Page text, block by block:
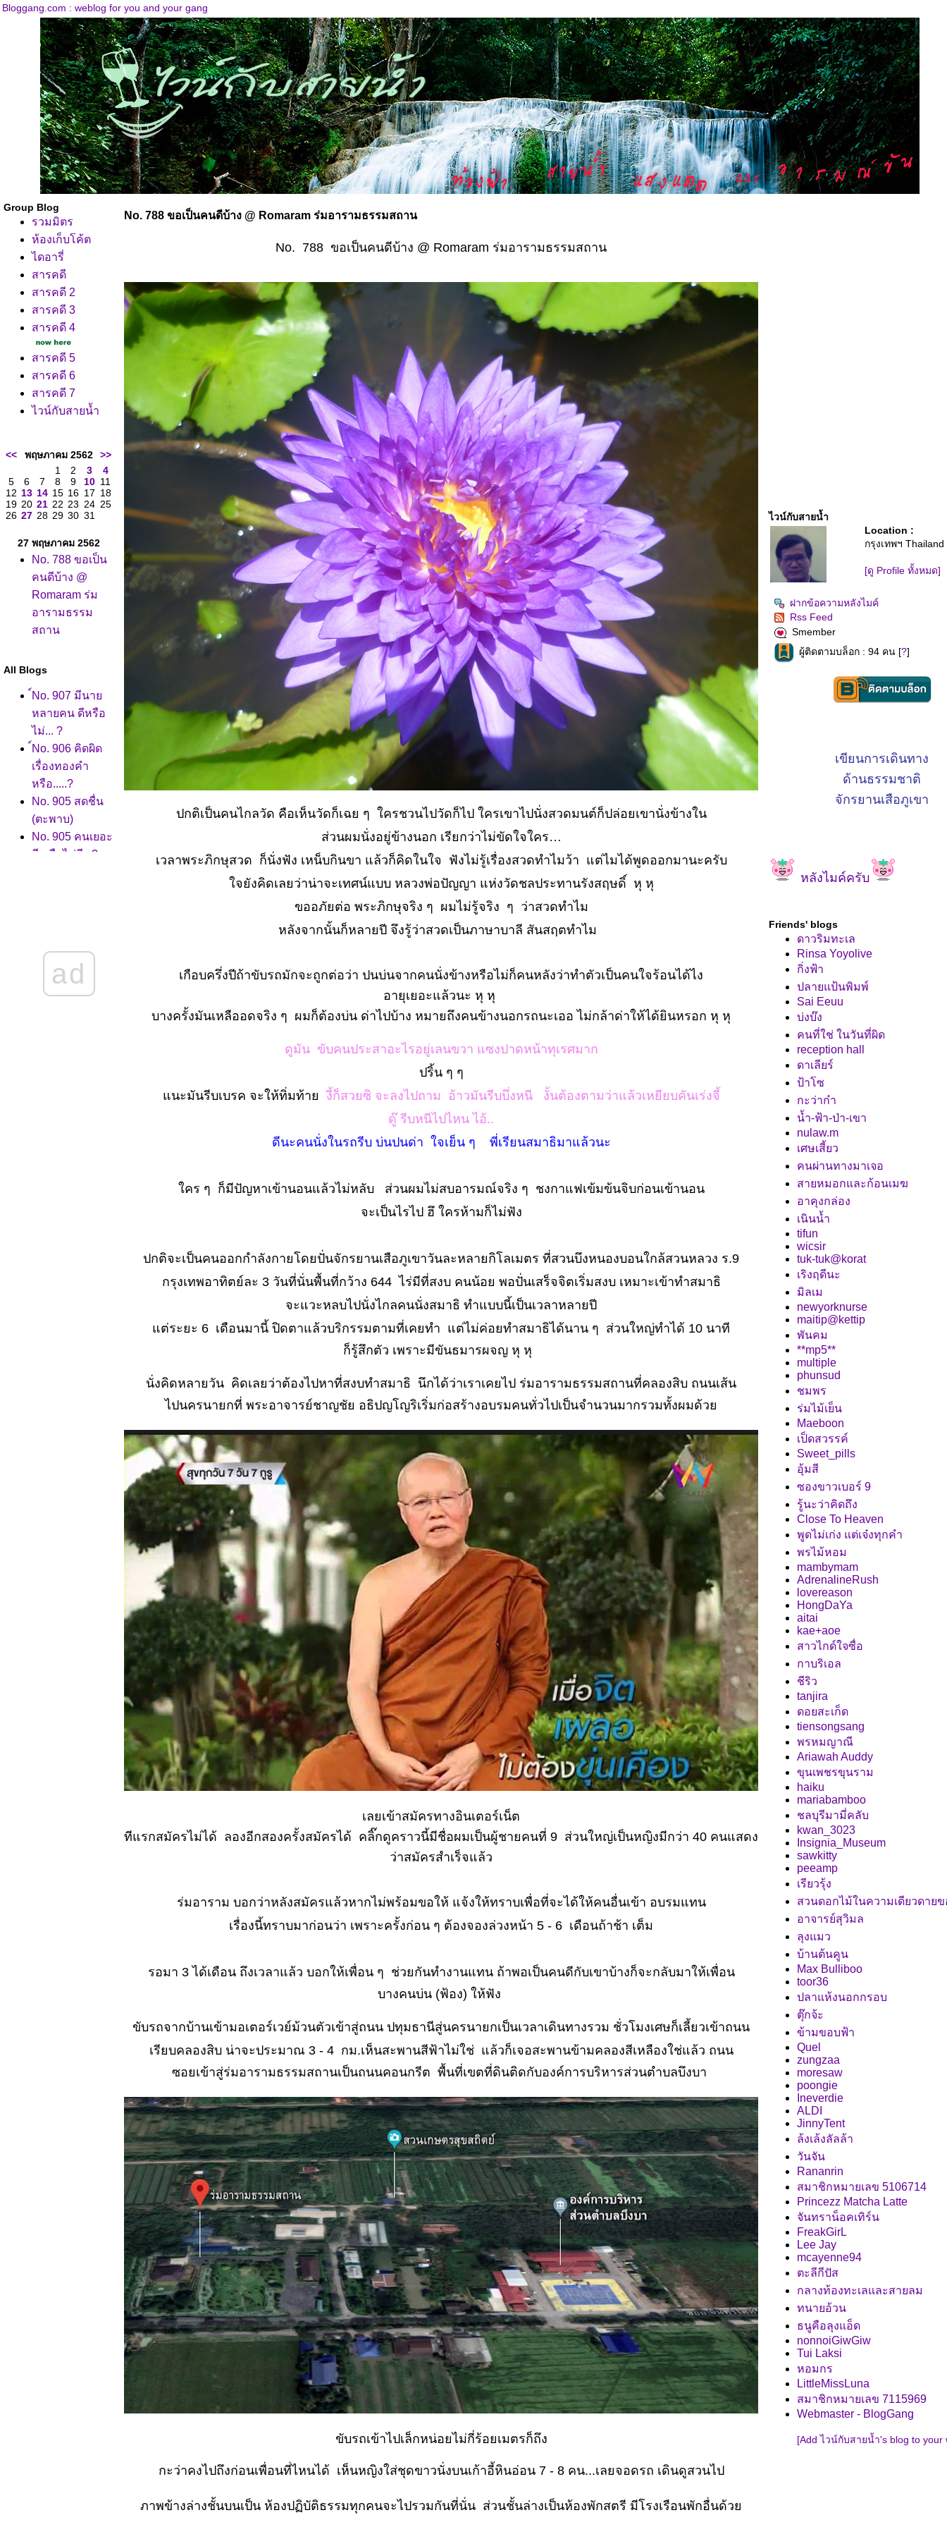
Bloggang.com : weblog for you and your gang
Group Blog
รวมมิตร
ห้องเก็บโค้ต
ไดอารี่
สารคดี
สารคดี 2
สารคดี 3
สารคดี 4
สารคดี 5
สารคดี 6
สารคดี 7
ไวน์กับสายน้ำ
<< พฤษภาคม 2562
>>
1
2 3
4
5
6 7 8 9 10 11
12 13 14 15 16 17 18
19 20 21 22 23 24 25
26 27 28 29 30 31
27 พฤษภาคม 2562
No. 788 ขอเป็น
คนดีบ้าง @
Romaram ร่ม
อารามธรรม
สถาน
All Blogs
์No. 907 มีนา
หลายคน ดีหรือ
ไม่... ?
์No. 906 คิดผิด
เรื่องทองคำ
หรือ.....?
No. 905 สดชื่น
(ตะพาบ)
No. 905 คนเยอะ
ดี หรือไม่ดี...?
จมตี..?
No. 902 กรรม
สะท้อนยอกย้อน
ad
No. 788 ขอเป็นคนดีบ้าง @ Romaram ร่มอารามธรรมสถาน
No. 788 ขอเป็นคนดีบ้าง @ Romaram ร่มอารามธรรมสถาน
ปกติเป็นคนไกลวัด คือเห็นวัดก็เฉย ๆ ใครชวนไปวัดก็ไป ใครเขาไปนั่งสวดมนต์ก็ปล่อยเขานั่งข้างใน
ส่วนผมนั่งอยู่ข้างนอก เรียกว่าไม่ขัดใจใคร
เวลาพระภิกษุสวด ก็นั่งฟัง เหน็บกินขา แล้วก็คิดในใจ ฟังไม่รู้เรื่องสวดทำไมว้า แต่ไมได้พูดออกมานะครับ
จยังคิดเลยว่าน่าจะเทศน์แบบ หลวงพ่อปัญญา แห่งวัดชลประทานรังสฤษดิ์ หุ หุ
ขออภัยต่อ พระภิกษุจริง ๆ ผมไม่รู้จริง ๆ ว่าสวดทำไม
หลังจากนั้นก็หลายปี จึงรู้ว่าสวดเป็นภาษาบาลี สันสฤตทำไม
เกือบครึ่งปีถ้าขับรถมักจะถูกต่อว่า ปนบ่นจากคนนั่งข้างหรือไม่ก็คนหลังว่าทำตัวเป็นคนใจร้อนได้ไง
อายุเยอะแล้วนะ หุ หุ
บางครั้งมันเหลืออดจริง ๆ ผมก็ต้องบ่น ด่าไปบ้าง หมายถึงคนข้างนอกรถนะเออ ไม่กล้าด่าให้ได้ยินหรอก หุ หุ
ดูมัน ขับคนประสาอะไรอยู่เลนขวา แซงปาดหน้าทุเรศมาก
ปริ้น ๆ ๆ
นะมันรีบเบรค จะให้ทิ่มท้างี้ก็สวยซิ จะลงไปถาม อ้าวมันรีบบึ่งหนี งั้นต้องตามว่าแล้วเหยียบคันเร่งจี้
ดู๊ รีบหนีไปไหน ไอ้..
ดีนะคนนั่งในรถรีบ บ่นปนด่า ใจเย็น ๆ พี่เรียนสมาธิมาแล้วนะ
คร ๆ ก็มีปัญหาเข้านอนแล้วไม่หลับ ส่วนผมไม่สบอารมณ์จริง ๆ ชงกาแฟเข้มข้นจิบก่อนเข้านอน
จะเป็นไรไป ฮึ ใครห้ามก็ไม่ฟัง
ปกติจะเป็นคนออกกำลังกายโดยปั่นจักรยานเสือภูเขาวันละหลายกิโลเมตร ที่สวนบึงหนองบอนใกล้สวนหลวง ร.9
กรุงเทพอาทิตย์ละ 3 วันที่นั่นพื้นที่กว้าง 644 ไร่มีที่สงบ คนน้อย พอปั่นเสร็จจิตเริ่มสงบ เหมาะเข้าทำสมาธิ
จะแวะหลบไปนั่งไกลคนนั่งสมาธิ ทำแบบนี้เป็นเวลาหลายปี
ต่ระยะ 6 เดือนมานี้ ปิดตาแล้วบริกรรมตามที่เคยทำ แต่ไม่ค่อยทำสมาธิได้นาน ๆ ส่วนใหญ่ทำได้ 10 นาที
ก็รู้สึกตัว เพราะมีขันธมารผจญ หุ หุ
นั่งคิดหลายวัน คิดเลยว่าต้องไปหาที่สงบทำสมาธิ นึกได้ว่าเราเคยไป ร่มอารามธรรมสถานที่คลองสิบ ถนนเส้น
ไปนครนายกที่ พระอาจารย์ชาญชัย อธิปญโญริเริ่มก่อสร้างอบรมคนทั่วไปเป็นจำนวนมากรวมทั้งผมด้ว
เลยเข้าสมัครทางอินเตอร์เน็ต
ทีแรกสมัครไม่ได้ ลองอีกสองครั้งสมัครได้ คลิ๊กดูคราวนี้มีชื่อผมเป็นผู้ชายคนที่ 9 ส่วนใหญ่เป็นหญิงมีกว่า 40 คนแสดง
ว่าสมัครสำเร็จแล้ว
ร่มอาราม บอกว่าหลังสมัครแล้วหากไม่พร้อมขอให้ แจ้งให้ทราบเพื่อที่จะได้ให้คนอื่นเข้า อบรมแทน
เรื่องนี้ทราบมาก่อนว่า เพราะครั้งก่อน ๆ ต้องจองล่วงหน้า 5 - 6 เดือนถ้าช้า เต็ม
รอมา 3 ได้เดือน ถึงเวลาแล้ว บอกให้เพื่อน ๆ ช่วยกันทำงานแทน ถ้าพอเป็นคนดีกับเขาบ้างก็จะกลับมาให้เพื่อน
บางคนบ่น (ฟ้อง) ให้ฟัง
ขับรถจากบ้านเข้ามอเตอร์เวย์ม้วนตัวเข้าสู่ถนน ปทุมธานีสู่นครนายกเป็นเวลาเดินทางรวม ชั่วโมงเศษก็เลี้ยวเข้าถนน
เรียบคลองสิบ น่าจะประมาณ 3 - 4 กม.เห็นสะพานสีฟ้าไม่ใช่ แล้วก็เจอสะพานข้ามคลองสีเหลืองใช่แล้ว ถนน
ซอยเข้าสู่ร่มอารามธรรมสถานเป็นถนนคอนกรีต พื้นที่เขตที่ดินติดกับองค์การบริหารส่วนตำบลบึงบา
ขับรถเข้าไปเล็กหน่อยไม่กี่ร้อยเมตรก็ถึง
กะว่าคงไปถึงก่อนเพื่อนที่ไหนได้ เห็นหญิงใส่ชุดขาวนั่งบนเก้าอี้หินอ่อน 7 - 8 คน...เลยจอดรถ เดินดูสวนไป
ภาพข้างล่างชั้นบนเป็น ห้องปฏิบัติธรรมทุกคนจะไปรวมกันที่นั่น ส่วนชั้นล่างเป็นห้องพักสตรี มีโรงเรือนพักอื่นด้ว
ไวน์กับสายน้ำ
Location :
กรุงเทพฯ Thailand
[ดู Profile ทั้งหมด]
ฝากข้อความหลังไมค์
Rss Feed
Smember
ผู้ติดตามบล็อก : 94 คน [?]
เขียนการเดินทาง
ด้านธรรมชาติ
จักรยานเสือภูเขา
หลังไมค์ครับ
Friends' blogs
ดาวริมทะเล
Rinsa Yoyolive
กิ่งฟ้า
ปลายแป้นพิมพ์
Sai Eeuu
บ่งบ๊ง
คนที่ใช่ ในวันที่ผิด
reception hall
ดาเลียร์
ป้าโซ
กะว่าก๋า
น้ำ-ฟ้า-ป่า-เขา
nulaw.m
เศษเสี้ยว
คนผ่านทางมาเจอ
สายหมอกและก้อนเมฆ
อาคุงกล่อง
เนินน้ำ
tifun
wicsir
tuk-tuk@korat
เริงฤดีนะ
มิลเม
newyorknurse
maitip@kettip
พันคม
**mp5**
multiple
phunsud
ชมพร
ร่มไม้เย็น
Maeboon
เป็ดสวรรค์
Sweet_pills
อุ้มสี
ซองขาวเบอร์ 9
รู้นะว่าคิดถึง
Close To Heaven
พูดไม่เก่ง แต่เจ๋งทุกคำ
พรไม้หอม
mambymam
AdrenalineRush
lovereason
HongDaYa
aitai
kae+aoe
สาวไกด์ใจซื่อ
กาบริเอล
ชีริว
tanjira
ดอยสะเก็ด
tiensongsang
พรหมญาณี
Ariawah Auddy
ขุนเพชรขุนราม
haiku
mariabamboo
ชลบุรีมามี่คลับ
kwan_3023
Insignia_Museum
sawkitty
peeamp
เรียวรุ้ง
สวนดอกไม้ในความเดียวดายข
อาจารย์สุวิมล
ลุงแมว
บ้านต้นคูน
Max Bulliboo
toor36
ปลาแห้งนอกกรอบ
ตุ๊กจ้ะ
ข้ามขอบฟ้า
Quel
zungzaa
moresaw
poongie
Ineverdie
ALDI
JinnyTent
ล้งเล้งลัลล้า
วันจัน
Rananrin
สมาชิกหมายเลข 5106714
Princezz Matcha Latte
จันทราน็อคเทิร์น
FreakGirL
Lee Jay
mcayenne94
ตะลีกีปัส
กลางท้องทะเลและสายลม
ทนายอ้วน
ธนูคือลุงแอ็ด
nonnoiGiwGiw
Tui Laksi
หอมกร
LittleMissLuna
สมาชิกหมายเลข 7115969
Webmaster - BlogGang
[Add ไวน์กับสายน้ำ's blog to your